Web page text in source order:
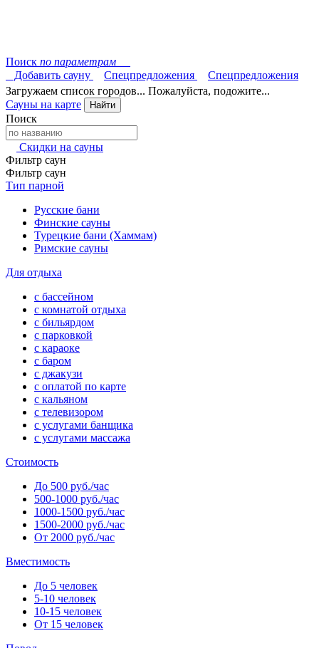
Поиск по параметрам
Добавить сауну
Спецпредложения
Спецпредложения
Загружаем список городов... Пожалуйста, подожите...
Сауны на карте
Найти
Поиск
Скидки на сауны
Фильтр саун
Фильтр саун
Тип парной
Русские бани
Финские сауны
Турецкие бани (Хаммам)
Римские сауны
Для отдыха
с бассейном
с комнатой отдыха
с бильярдом
с парковкой
с караоке
с баром
с джакузи
с оплатой по карте
с кальяном
с телевизором
с услугами банщика
с услугами массажа
Стоимость
До 500 руб./час
500-1000 руб./час
1000-1500 руб./час
1500-2000 руб./час
От 2000 руб./час
Вместимость
До 5 человек
5-10 человек
10-15 человек
От 15 человек